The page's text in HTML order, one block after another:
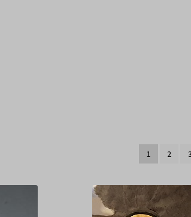
1 2 3